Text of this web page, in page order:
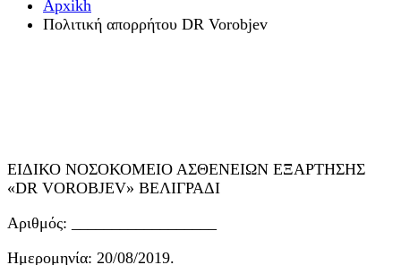
Αpxikh
Πολιτική απορρήτου DR Vorobjev
ΕΙΔΙΚΟ ΝΟΣΟΚΟΜΕΙΟ ΑΣΘΕΝΕΙΩΝ ΕΞΑΡΤΗΣΗΣ
«DR VOROBJEV» ΒΕΛΙΓΡΑΔΙ
Αριθμός: __________________
Ημερομηνία: 20/08/2019.